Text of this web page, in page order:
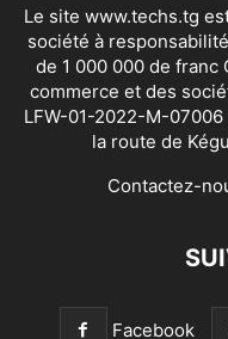
Le site www.techs.tg
société à
de 1 000 000 de franc
commerce et des
LFW-01-2022-M-
la route de
Contactez-
Facebook